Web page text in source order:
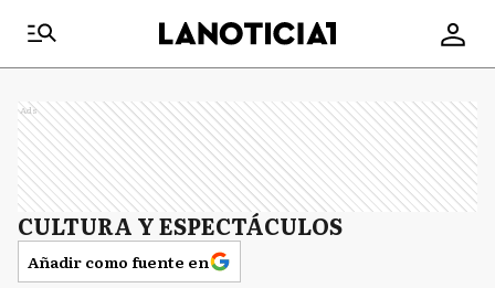
Ads
CULTURA Y ESPECTÁCULOS
Añadir como fuente en